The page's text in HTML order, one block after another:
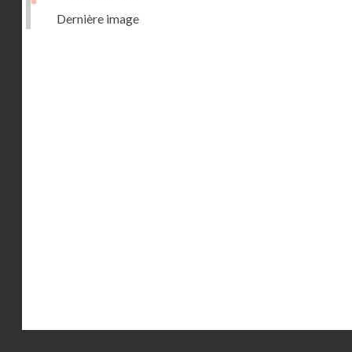
Dernière image